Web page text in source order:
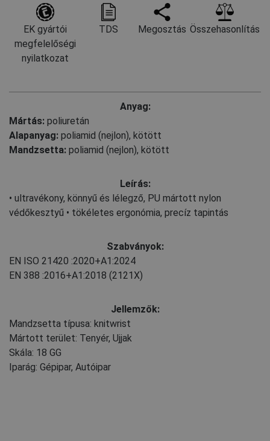
EK gyártói
megfelelőségi
nyilatkozat
TDS Megosztás Összehasonlítás
Anyag:
Mártás: poliuretán
Alapanyag: poliamid (nejlon), kötött
Mandzsetta: poliamid (nejlon), kötött
Leírás:
• ultravékony, könnyű és lélegző, PU mártott nylon
védőkesztyű • tökéletes ergonómia, precíz tapintás
Szabványok:
EN ISO 21420 :2020+A1:2024
EN 388 :2016+A1:2018 (2121X)
Jellemzők:
Mandzsetta típusa: knitwrist
Mártott terület: Tenyér, Ujjak
Skála: 18 GG
Iparág: Gépipar, Autóipar